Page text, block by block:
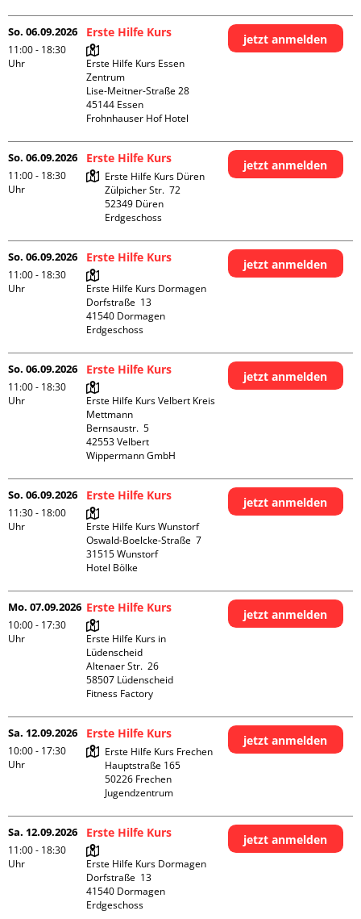
So. 06.09.2026
11:00 - 18:30
Uhr
Erste Hilfe Kurs
Erste Hilfe Kurs Essen
Zentrum
Lise-Meitner-Straße 28
45144 Essen
Frohnhauser Hof Hotel
jetzt anmelden
So. 06.09.2026
11:00 - 18:30
Uhr
Erste Hilfe Kurs
Erste Hilfe Kurs Düren
Zülpicher Str.  72
52349 Düren
Erdgeschoss
jetzt anmelden
So. 06.09.2026
11:00 - 18:30
Uhr
Erste Hilfe Kurs
Erste Hilfe Kurs Dormagen
Dorfstraße  13
41540 Dormagen
Erdgeschoss
jetzt anmelden
So. 06.09.2026
11:00 - 18:30
Uhr
Erste Hilfe Kurs
Erste Hilfe Kurs Velbert Kreis
Mettmann
Bernsaustr.  5
42553 Velbert
Wippermann GmbH
jetzt anmelden
So. 06.09.2026
11:30 - 18:00
Uhr
Erste Hilfe Kurs
Erste Hilfe Kurs Wunstorf
Oswald-Boelcke-Straße  7
31515 Wunstorf
Hotel Bölke
jetzt anmelden
Mo. 07.09.2026
10:00 - 17:30
Uhr
Erste Hilfe Kurs
Erste Hilfe Kurs in
Lüdenscheid
Altenaer Str.  26
58507 Lüdenscheid
Fitness Factory
jetzt anmelden
Sa. 12.09.2026
10:00 - 17:30
Uhr
Erste Hilfe Kurs
Erste Hilfe Kurs Frechen
Hauptstraße 165
50226 Frechen
Jugendzentrum
jetzt anmelden
Sa. 12.09.2026
11:00 - 18:30
Uhr
Erste Hilfe Kurs
Erste Hilfe Kurs Dormagen
Dorfstraße  13
41540 Dormagen
Erdgeschoss
jetzt anmelden